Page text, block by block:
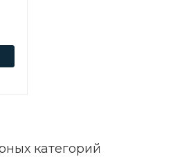
категорий